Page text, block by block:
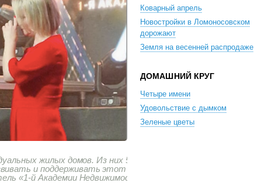
жилых домов. Из них 5870
и поддерживать этот
«1-й Академии Недвижимости»,
Коварный апрель
Новостройки в Ломоносовском
дорожают
Земля на весенней распродаже
ДОМАШНИЙ КРУГ
Четыре имени
Удовольствие с дымком
Зеленые цветы